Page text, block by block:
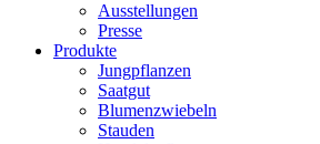
Ausstellungen
Presse
Produkte
Jungpflanzen
Saatgut
Blumenzwiebeln
Stauden